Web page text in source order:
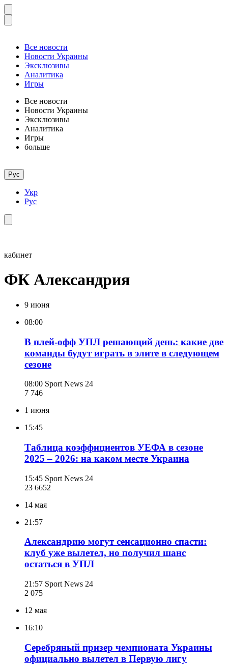
Все новости
Новости Украины
Эксклюзивы
Аналитика
Игры
Все новости
Новости Украины
Эксклюзивы
Аналитика
Игры
больше
Рус
Укр
Рус
кабинет
ФК Александрия
9 июня
08:00
В плей-офф УПЛ решающий день: какие две
команды будут играть в элите в следующем
сезоне
08:00 Sport News 24
7 746
1 июня
15:45
Таблица коэффициентов УЕФА в сезоне
2025 – 2026: на каком месте Украина
15:45 Sport News 24
23 6652
14 мая
21:57
Александрию могут сенсационно спасти:
клуб уже вылетел, но получил шанс
остаться в УПЛ
21:57 Sport News 24
2 075
12 мая
16:10
Серебряный призер чемпионата Украины
официально вылетел в Первую лигу